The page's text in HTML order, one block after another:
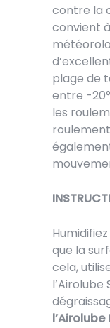
contre la
convient
plage de
entre -
les
que la
cela,
l’Airolube